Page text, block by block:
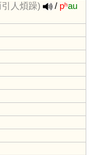
人煩躁) / pʰau